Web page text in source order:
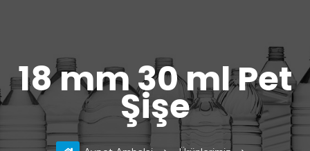
18 mm 30 ml Pet
Şişe